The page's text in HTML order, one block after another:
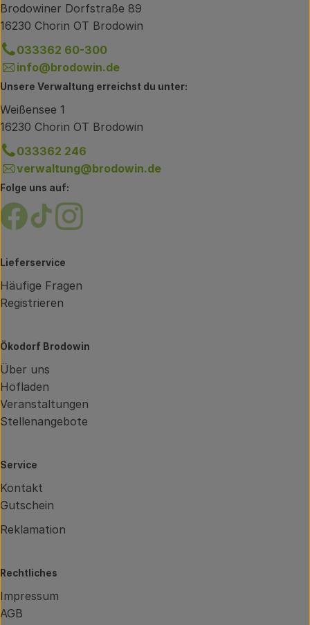
Brodowiner Dorfstraße 89
16230 Chorin OT Brodowin
033362 60-300
info@brodowin.de
Unsere Verwaltung erreichst du unter:
Weißensee 1
16230 Chorin OT Brodowin
033362 246
verwaltung@brodowin.de
Folge uns auf:
Externer Link zu https://www.facebook.com/
Externer Link zu https://www.tiktok.com/
Externer Link zu https://
Lieferservice
Häufige Fragen
Registrieren
Ökodorf Brodowin
Über uns
Hofladen
Veranstaltungen
Stellenangebote
Service
Kontakt
Gutschein
Reklamation
Rechtliches
Impressum
AGB